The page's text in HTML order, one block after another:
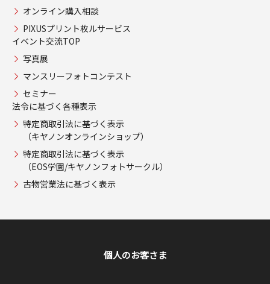
オンライン購入相談
PIXUSプリント枚ルサービス
イベント交流TOP
写真展
マンスリーフォトコンテスト
セミナー
法令に基づく各種表示
特定商取引法に基づく表示
（キヤノンオンラインショップ）
特定商取引法に基づく表示
（EOS学園/キヤノンフォトサークル）
古物営業法に基づく表示
個人のお客さま